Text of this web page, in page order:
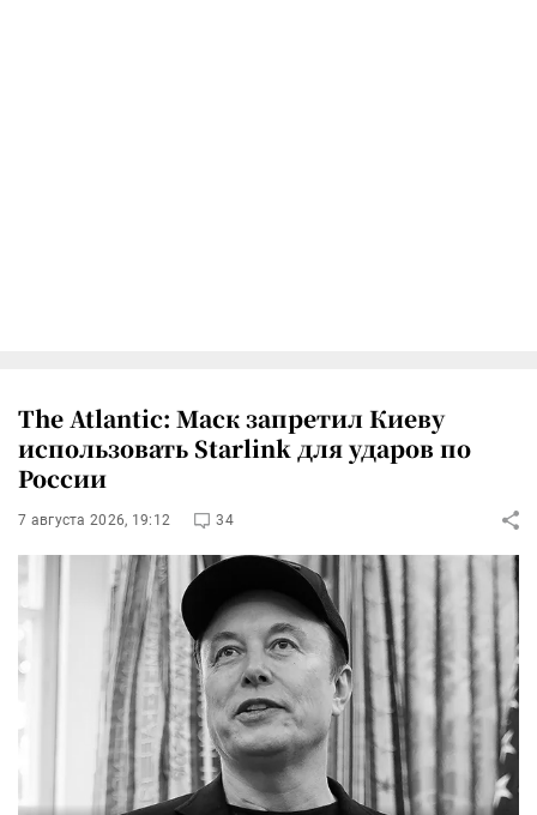
The Atlantic: Маск запретил Киеву
использовать Starlink для ударов по
России
7 августа 2026, 19:12 34